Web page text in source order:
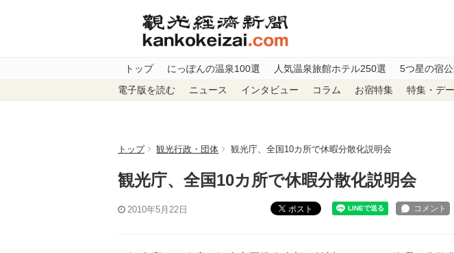
トップ にっぽんの温泉100選 人気温泉旅館ホテル250選 5つ星の宿
電子版を読む ニュース インタビュー コラム お宿特集 特集・デ
トップ 観光行政・団体 観光庁、全国10カ所で休暇分散化説明会
観光庁、全国10カ所で休暇分散化説明会
2010年5月22日 ポスト